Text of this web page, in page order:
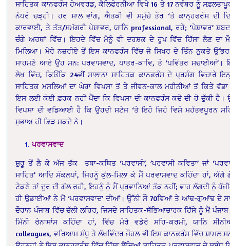
ਸਾਹਿਤਕ ਕਾਨਫਰੰਸ ਹੇਅਵਰਡ, ਕੈਲਿਫੋਰਨੀਆ ਵਿਖੇ 16 ਤੇ 17 ਨਵੰਬਰ ਨੂੰ
ਨੇਪਰੇ ਚੜ੍ਹੀ। ਹਰ ਸਾਲ ਵਾਂਗ, ਐਤਕੀ ਵੀ ਸਮੁੱਚੇ ਤੌਰ ‘ਤੇ ਕਾਨ੍ਹਫਰੰਸ ਦੀ
ਕਾਰਵਾਈ, ਤੇ ਤੱਤ/ਸਮੱਗਰੀ ਪੇਸ਼ਾਵਰ, ਯਾਨਿ professional, ਰਹੇ; ‘ਪੇਸ਼ਾਵਰ’
ਚੰਗੇ ਅਰਥਾਂ ਵਿੱਚ। ਇਹਦੇ ਵਿੱਚ ਮੈਨੂੰ ਵੀ ਦਰਸ਼ਕ ਦੇ ਰੂਪ ਵਿੱਚ ਹਿੱਸਾ ਲੈਣ ਦਾ
ਮਿਲਿਆ। ਮੇਰੇ ਨਜ਼ਰੀਏ ਤੋਂ ਇਸ ਕਾਨਫਰੰਸ ਵਿੱਚ ਜੋ ਸਿਖਰ ਦੇ ਤਿੰਨ ਨੁਕਤੇ
ਸਾਹਮਣੇ ਆਏ ਉਹ ਸਨ: ਪਰਵਾਸਵਾਦ, ਪਾਤਰ-ਕਾਵਿ, ਤੇ ‘ਪਵਿੱਤਰ ਸਚਾਈਆਂ’।
ਲੇਖ ਵਿੱਚ, ਕਿਓਂਕਿ 24ਵੀਂ ਸਾਲਾਨਾ ਸਾਹਿਤਕ ਕਾਨਫਰੰਸ ਦੇ ਪ੍ਰਸੰਗ ਵਿਚਾਰੇ
ਸਾਹਿਤਕ ਮਸਲਿਆਂ ਦਾ ਘੇਰਾ ਵਿਪਸਾ ਤੋਂ ਤੇ ਜੀਵਨ-ਕਾਲ ਮਹੀਨੀਆਂ ਤੋਂ ਕਿਤੇ
ਇਸ ਲਈ ਕੋਈ ਫ਼ਰਕ ਨਹੀਂ ਪੈਂਦਾ ਕਿ ਵਿਪਸਾ ਦੀ ਕਾਨਫਰੰਸ ਕਦੋ ਦੀ ਹੋ ਚੁੱਕੀ ਹੈ।
ਵਿਪਸਾ ਦੀ ਵਡਿਆਈ ਹੈ ਕਿ ਉਹਦੀ ਸਟੇਜ ‘ਤੇ ਇਹੋ ਜਿਹੇ ਵਿਸ਼ੇ ਮਹੱਤਵਪੂਰਨ
ਸੁਭਾਅ ਹੀ ਛਿੜ ਸਕਦੇ ਨੇ।
ਪਰਵਾਸਵਾਦ
ਸ਼ੁਰੂ ਤੋਂ ਲੈ ਕੇ ਅੱਜ ਤੱਕ ਤਥਾ-ਕਥਿਤ ‘ਪਰਵਾਸੀ’, ’ਪਰਵਾਸੀ ਕਵਿਤਾ’ ਜਾਂ
ਸਾਹਿਤ’ ਆਦਿ ਸੰਕਲਪਾਂ, ਜਿਹਨੂੰ ਕੁੱਲ-ਮਿਲਾ ਕੇ ਮੈਂ ਪਰਵਾਸਵਾਦ ਕਹਿੰਦਾ ਹਾਂ, ਅੱਗੇ
ਟੇਕਣੇ ਤਾਂ ਦੂਰ ਦੀ ਗੱਲ ਰਹੀ, ਇਹਨੂੰ ਨੂੰ ਮੈਂ ਪ੍ਰਵਾਨਿਆਂ ਤੱਕ ਨਹੀਂ; ਵਾਹ ਲੱਗਦੀ ਨੂੰ
ਹੀ ਉਡਾਈਆਂ ਨੇ ਮੈਂ ‘ਪਰਵਾਸਵਾਦ’ ਦੀਆਂ। ਉੱਨੀ ਸੌ 70ਵਿਆਂ ਤੇ ਆਂਢ-ਗੁਆਂਢ ਦੇ
ਦੌਰਾਨ ਪੰਜਾਬ ਵਿੱਚ ਚੱਲੀ ਲਹਿਰ, ਜਿਸਦੇ ਸਾਹਿਤਕ-ਸੱਭਿਆਚਾਰਕ ਹਿੱਸੇ ਨੂੰ ਮੈਂ ਪੰਜਾਬ
ਮਿੱਨੀ ਰੇਨਾਸਾਂਸ ਕਹਿੰਦਾ ਹਾਂ, ਵਿੱਚ ਮੇਰੇ ਵਡੇਰੇ ਸਹਿ-ਕਰਮੀ, ਯਾਨਿ
colleagues, ਵਰਿਆਮ ਸੰਧੂ ਤੇ ਲੱਖਵਿੰਦਰ ਜੌਹਲ ਵੀ ਇਸ ਕਾਨਫਰੰਸ ਵਿੱਚ ਸ਼ਾਮਲ